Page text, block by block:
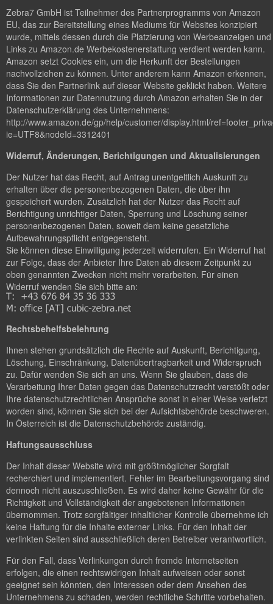
Zebra7 GmbH ist Teilnehmer des Partnerprogramms von Amazon
EU, das zur Bereitstellung eines Mediums für Websites konzipiert
wurde, mittels dessen durch die Platzierung von Werbeanzeigen und
Links zu Amazon.de Werbekostenerstattung verdient werden kann.
Amazon setzt Cookies ein, um die Herkunft der Bestellungen
nachvollziehen zu können. Unter anderem kann Amazon erkennen,
dass Sie den Partnerlink auf dieser Website geklickt haben. Weitere
Informationen zur Datennutzung durch Amazon erhalten Sie in der
Datenschutzerklärung des Unternehmens:
http://www.amazon.de/gp/help/customer/display.html/
ie=UTF8&nodeId=3312401
Widerruf, Änderungen, Berichtigungen und Aktualisierungen
Der Nutzer hat das Recht, auf Antrag unentgeltlich Auskunft zu
erhalten über die personenbezogenen Daten, die über ihn
gespeichert wurden. Zusätzlich hat der Nutzer das Recht auf
Berichtigung unrichtiger Daten, Sperrung und Löschung seiner
personenbezogenen Daten, soweit dem keine gesetzliche
Aufbewahrungspflicht entgegensteht.
Sie können diese Einwilligung jederzeit widerrufen. Ein Widerruf hat
zur Folge, dass der Anbieter Ihre Daten ab diesem Zeitpunkt zu
oben genannten Zwecken nicht mehr verarbeiten. Für einen
Widerruf wenden Sie sich bitte an:
Rechtsbehelfsbelehrung
Ihnen stehen grundsätzlich die Rechte auf Auskunft, Berichtigung,
Löschung, Einschränkung, Datenübertragbarkeit und Widerspruch
zu. Dafür wenden Sie sich an uns. Wenn Sie glauben, dass die
Verarbeitung Ihrer Daten gegen das Datenschutzrecht verstößt oder
Ihre datenschutzrechtlichen Ansprüche sonst in einer Weise verletzt
worden sind, können Sie sich bei der Aufsichtsbehörde beschweren.
In Österreich ist die Datenschutzbehörde zuständig.
Haftungsausschluss
Der Inhalt dieser Website wird mit größtmöglicher Sorgfalt
recherchiert und implementiert. Fehler im Bearbeitungsvorgang sind
dennoch nicht auszuschließen. Es wird daher keine Gewähr für die
Richtigkeit und Vollständigkeit der angebotenen Informationen
übernommen. Trotz sorgfältiger inhaltlicher Kontrolle übernehme ich
keine Haftung für die Inhalte externer Links. Für den Inhalt der
verlinkten Seiten sind ausschließlich deren Betreiber verantwortlich.
Für den Fall, dass Verlinkungen durch fremde Internetseiten
erfolgen, die einen rechtswidrigen Inhalt aufweisen oder sonst
geeignet sein könnten, den Interessen oder dem Ansehen des
Unternehmens zu schaden, werden rechtliche Schritte vorbehalten.